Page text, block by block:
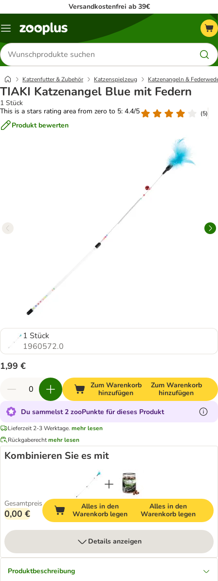
Versandkostenfrei ab 39€
Menü
Produkte
suchen
Katzenfutter & Zubehör Katzenspielzeug Katzenangeln &
TIAKI Katzenangel Blue mit Federn
1 Stück
This is a stars rating area from zero to 5: 4.4/5
(5)
Produkt bewerten
1 Stück
1960572.0
1,99 €
Zum Warenkorb
hinzufügen
Zum Warenkorb
hinzufügen
Du sammelst 2 zooPunkte für dieses Produkt
Lieferzeit 2-3 Werktage. mehr lesen
Rückgaberechtmehr lesen
Kombinieren Sie es mit
Gesamtpreis
0,00 €
Alles in den
Warenkorb legen
Alles in den
Warenkorb legen
Details anzeigen
Produktbeschreibung